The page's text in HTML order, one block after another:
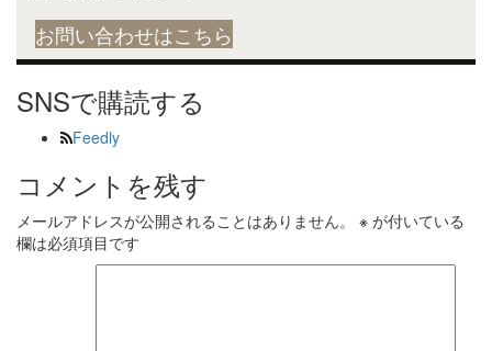
お問い合わせはこちら
SNSで購読する
Feedly
コメントを残す
メールアドレスが公開されることはありません。 ※ が付いている
欄は必須項目です